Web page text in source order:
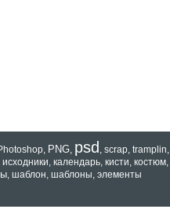
, PNG, psd , scrap, tramplin,
исходники, календарь, кисти, костюм,
, шаблон, шаблоны, элементы